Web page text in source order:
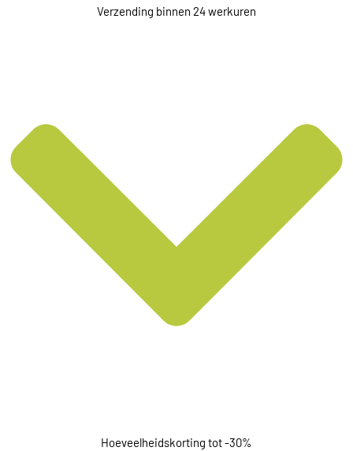
Verzending binnen 24 werkuren
Hoeveelheidskorting tot -30%